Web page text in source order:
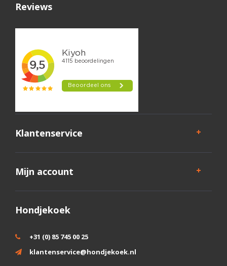
Reviews
Klantenservice
Mijn account
Hondjekoek
+31 (0) 85 745 00 25
klantenservice@hondjekoek.nl